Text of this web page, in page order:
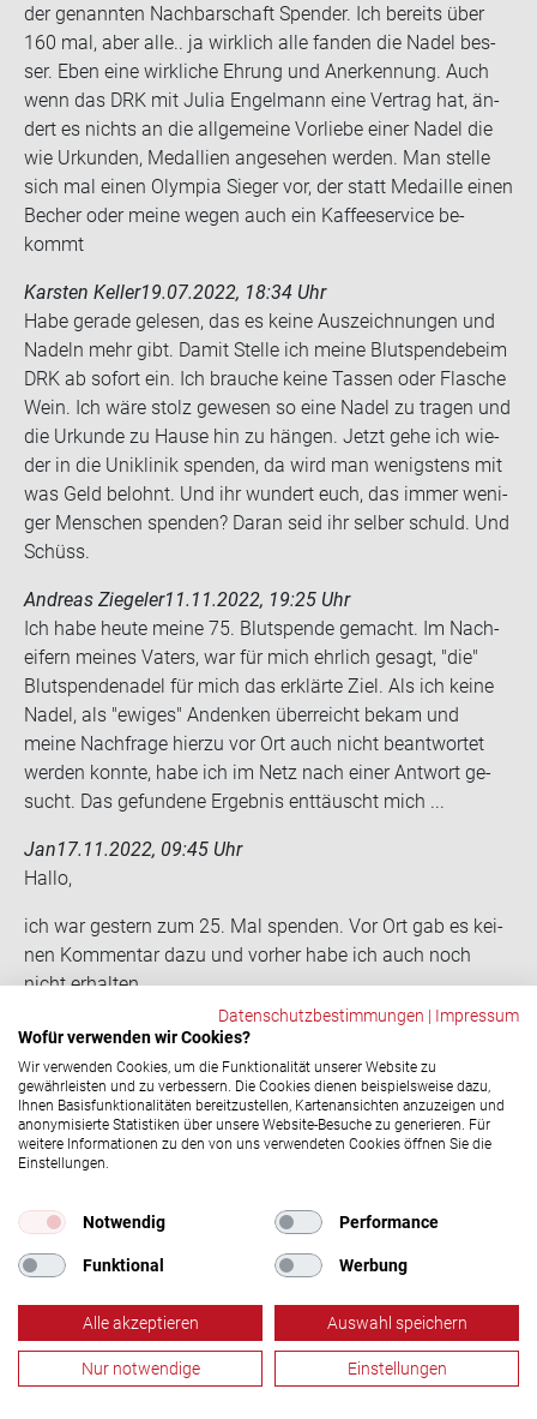
der ge­nann­ten Nach­bar­schaft Spen­der. Ich be­reits über
160 mal, aber alle.. ja wirk­lich alle fan­den die Nadel bes­
ser. Eben eine wirk­li­che Eh­rung und An­er­ken­nung. Auch
wenn das DRK mit Julia En­gel­mann eine Ver­trag hat, än­
dert es nichts an die all­ge­mei­ne Vor­lie­be einer Nadel die
wie Ur­kun­den, Medal­li­en an­ge­se­hen wer­den. Man stel­le
sich mal einen Olym­pia Sie­ger vor, der statt Me­dail­le einen
Be­cher oder meine wegen auch ein Kaf­fee­ser­vice be­
kommt
Karsten Keller19.07.2022, 18:34 Uhr
Habe ge­ra­de ge­le­sen, das es keine Aus­zeich­nun­gen und
Na­deln mehr gibt. Damit Stel­le ich meine Blut­spen­de­beim
DRK ab so­fort ein. Ich brau­che keine Tas­sen oder Fla­sche
Wein. Ich wäre stolz ge­we­sen so eine Nadel zu tra­gen und
die Ur­kun­de zu Hause hin zu hän­gen. Jetzt gehe ich wie­
der in die Uni­kli­nik spen­den, da wird man we­nigs­tens mit
was Geld be­lohnt. Und ihr wun­dert euch, das immer we­ni­
ger Men­schen spen­den? Daran seid ihr sel­ber schuld. Und
Schüss.
Andreas Ziegeler11.11.2022, 19:25 Uhr
Ich habe heute meine 75. Blut­spen­de ge­macht. Im Nach­
ei­fern mei­nes Va­ters, war für mich ehr­lich ge­sagt, "die"
Blut­spen­de­na­del für mich das er­klär­te Ziel. Als ich keine
Nadel, als "ewi­ges" An­denken über­reicht bekam und
meine Nach­fra­ge hier­zu vor Ort auch nicht be­ant­wor­tet
wer­den konn­te, habe ich im Netz nach einer Ant­wort ge­
sucht. Das ge­fun­de­ne Er­geb­nis ent­täuscht mich ...
Jan17.11.2022, 09:45 Uhr
Hallo,
ich war ges­tern zum 25. Mal spen­den. Vor Ort gab es kei­
nen Kom­men­tar dazu und vor­her habe ich auch noch
nicht er­hal­ten.
Wie komme ich zu mei­nen Ehren?
BG
Laura Pagel17.11.2022, 12:15 Uhr
Hallo Jan, es kann passieren, dass vor Ort ein
Spendejubiläum übersehen wir. Das sollte es natürlich
nicht und wir entschuldigen uns dafür bei dir! Bitte
11, damit wir dir dein Ehrungsgeschenk zukommen
lassen können. Danke für deinen Einsatz als
Manfred Hogg18.01.2023, 17:14 Uhr
In OHZ gibt es für die 50. Spen­de gar nichts mehr. Ich
Datenschutzbestimmungen | Impressum
Wofür verwenden wir Cookies?
Wir verwenden Cookies, um die Funktionalität unserer Website zu
gewährleisten und zu verbessern. Die Cookies dienen beispielsweise dazu,
Ihnen Basisfunktionalitäten bereitzustellen, Kartenansichten anzuzeigen und
anonymisierte Statistiken über unsere Website-Besuche zu generieren. Für
weitere Informationen zu den von uns verwendeten Cookies öffnen Sie die
Einstellungen.
Notwendig Performance
Funktional Werbung
Alle akzeptieren Auswahl speichern
Nur notwendige Einstellungen